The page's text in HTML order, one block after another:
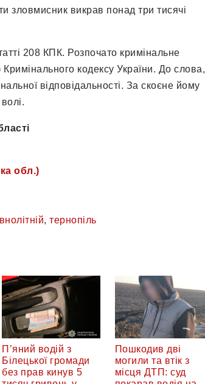
зловмисник викрав понад три тисячі
208 КПК. Розпочато кримінальне
кодексу України. До слова,
відповідальності. За скоєне йому
обл.)
, тернопіль
П’яний водій з
Білецької громади
без прав кинув 5
Пошкодив дві
могили та втік з
місця ДТП: суд